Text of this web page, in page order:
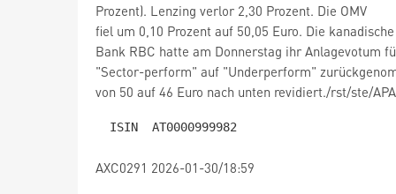
Prozent). Lenzing
fiel um 0,10 Prozent auf 50,05 Euro. Die kanadische
Bank RBC hatte am Donnerstag ihr Anlagevotum
"Sector-perform" auf "Underperform"
von 50 auf 46 Euro nach unten revidiert./rst/ste/
AXC0291 2026-01-30/18:59